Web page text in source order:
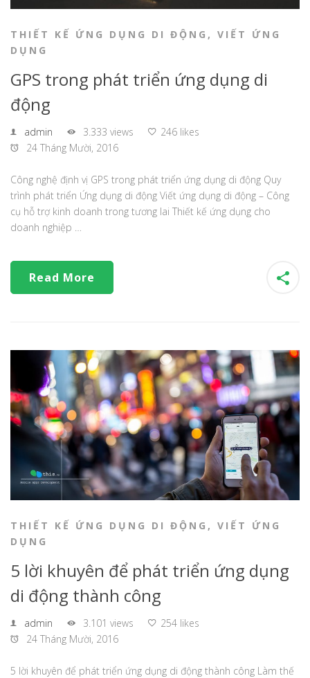
THIẾT KẾ ỨNG DỤNG DI ĐỘNG , VIẾT ỨNG
DỤNG
GPS trong phát triển ứng dụng di
động
admin 3.333 views
246 likes
24 Tháng Mười, 2016
Công nghệ định vị GPS trong phát triển ứng dụng di động Quy
trình phát triển Ứng dụng di động Viết ứng dụng di động – Công
cụ hỗ trợ kinh doanh trong tương lai Thiết kế ứng dụng cho
doanh nghiệp …
Read More
THIẾT KẾ ỨNG DỤNG DI ĐỘNG , VIẾT ỨNG
DỤNG
5 lời khuyên để phát triển ứng dụng
di động thành công
admin 3.101 views
254 likes
24 Tháng Mười, 2016
5 lời khuyên để phát triển ứng dụng di động thành công Làm thế